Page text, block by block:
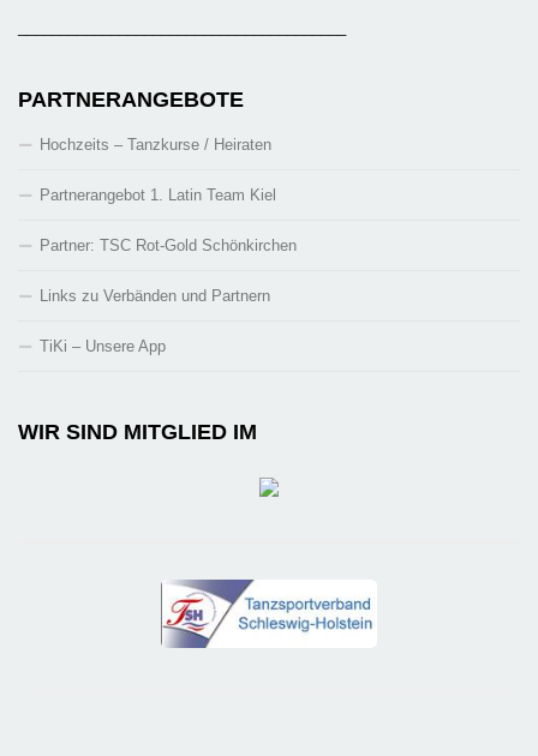
PARTNERANGEBOTE
Hochzeits – Tanzkurse / Heiraten
Partnerangebot 1. Latin Team Kiel
Partner: TSC Rot-Gold Schönkirchen
Links zu Verbänden und Partnern
TiKi – Unsere App
WIR SIND MITGLIED IM